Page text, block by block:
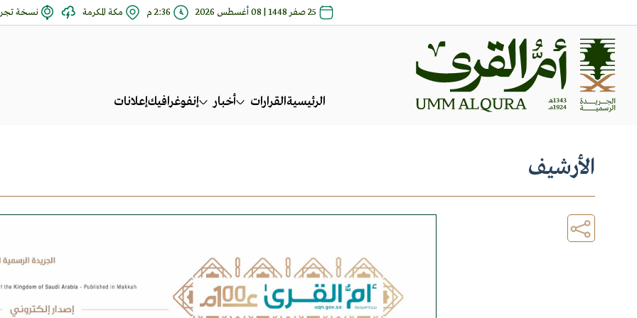
25 صفر 1448 | 08 أغسطس 2026 2:36 م مكة المكرمة نسخة
الرئيسيةالقرارات أخبار إنفوغرافيكإعلانات
الأرشيف